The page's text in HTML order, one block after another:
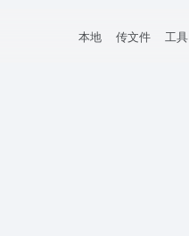
本地 传文件 工具